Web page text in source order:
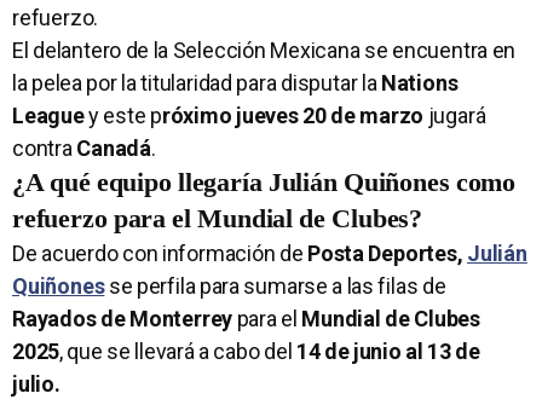
refuerzo.
El delantero de la Selección Mexicana se encuentra en
la pelea por la titularidad para disputar laNations
Leaguey este próximo jueves 20 de marzo jugará
contraCanadá.
¿A qué equipo llegaría Julián Quiñones como
refuerzo para el Mundial de Clubes?
De acuerdo con información de Posta Deportes, Julián
Quiñonesse perfila para sumarse a las filas de
Rayados de Monterrey para el Mundial de Clubes
2025, que se llevará a cabo del 14 de junio al 13 de
julio.